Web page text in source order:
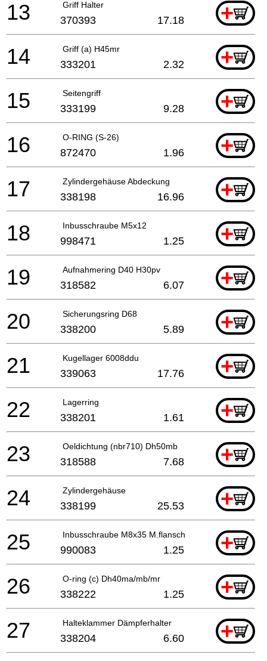
Griff Halter +
13 370393 17.18
Griff (a) H45mr +
14 333201 2.32
Seitengriff +
15 333199 9.28
O-RING (S-26) +
16 872470 1.96
Zylindergehäuse Abdeckung +
17 338198 16.96
Inbusschraube M5x12 +
18 998471 1.25
Aufnahmering D40 H30pv +
19 318582 6.07
Sicherungsring D68 +
20 338200 5.89
Kugellager 6008ddu +
21 339063 17.76
Lagerring +
22 338201 1.61
Oeldichtung (nbr710) Dh50mb +
23 318588 7.68
Zylindergehäuse +
24 338199 25.53
Inbusschraube M8x35 M.flansch +
25 990083 1.25
O-ring (c) Dh40ma/mb/mr +
26 338222 1.25
Halteklammer Dämpferhalter +
27 338204 6.60